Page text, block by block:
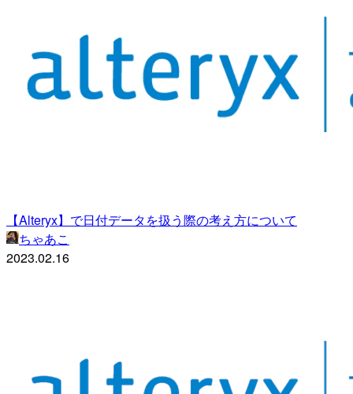
【Alteryx】で日付データを扱う際の考え方について
ちゃあこ
2023.02.16